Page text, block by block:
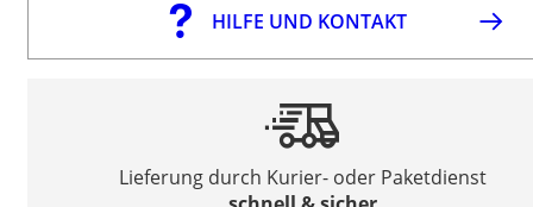
HILFE UND KONTAKT
Lieferung durch Kurier- oder Paketdienst